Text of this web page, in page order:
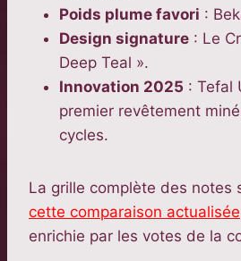
Poids plume favori :
Design signature : Le
Deep Teal ».
Innovation 2025 : Tefal
premier revêtement
cycles.
La grille complète des notes
cette comparaison actualisée
enrichie par les votes de la